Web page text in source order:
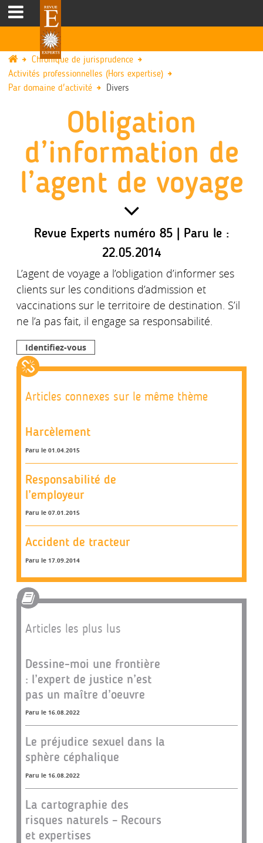
Chronique de jurisprudence
Activités professionnelles (Hors expertise)
Par domaine d'activité
Divers
Obligation
d’information de
l’agent de voyage
Revue Experts numéro 85 | Paru le :
22.05.2014
L’agent de voyage a l’obligation d’informer ses
clients sur les conditions d’admission et
vaccinations sur le territoire de destination. S’il
ne l’a pas fait, il engage sa responsabilité.
Identifiez-vous
Articles connexes sur le même thème
Harcèlement
Paru le 01.04.2015
Responsabilité de
l’employeur
Paru le 07.01.2015
Accident de tracteur
Paru le 17.09.2014
Articles les plus lus
Dessine-moi une frontière
: l’expert de justice n’est
pas un maître d’oeuvre
Paru le 16.08.2022
Le préjudice sexuel dans la
sphère céphalique
Paru le 16.08.2022
La cartographie des
risques naturels – Recours
et expertises